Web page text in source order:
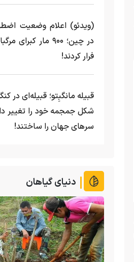
(ویدئو) اعلام وضعیت
در چین؛ ۹۰۰ مار
فرار کردند!
قبیله مانگبِتو؛ قبیله‌ای در
شکل جمجمه خود را تغییر
سرهای جهان را ساختند!
دنیای گیاهان